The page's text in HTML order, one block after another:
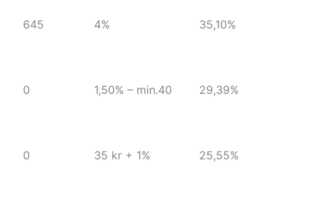
645 4% 35,10%
0 1,50% – min.40 29,39%
0 35 kr + 1% 25,55%